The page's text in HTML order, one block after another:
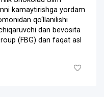
kamaytirishga yordam
qo‘llanilishi
dan bevosita
(FBG) dan faqat asl